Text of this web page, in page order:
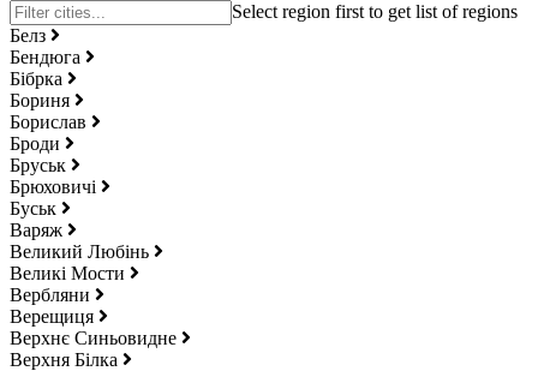
Белз
Бендюга
Бібрка
Бориня
Борислав
Броди
Бруськ
Брюховичі
Буськ
Варяж
Великий Любінь
Великі Мости
Вербляни
Верещиця
Верхнє Синьовидне
Верхня Білка